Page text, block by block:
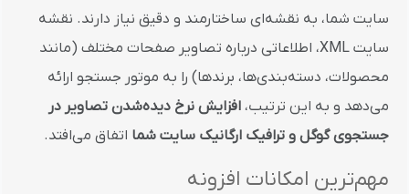
سایت شما، به نقشه‌ای ساختارمند و دقیق نیاز دارند. نقشه
سایت XML، اطلاعاتی درباره تصاویر صفحات مختلف (مانند
محصولات، دسته‌بندی‌ها، برندها) را به موتور جستجو ارائه
می‌دهد و به این ترتیب، افزایش نرخ دیده‌شدن تصاویر در
جستجوی گوگل و ترافیک ارگانیک سایت شما اتفاق می‌افتد.
مهم‌ترین امکانات افزونه